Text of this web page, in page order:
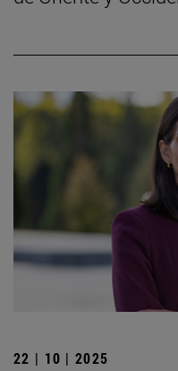
22 | 10 | 2025